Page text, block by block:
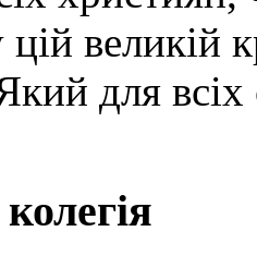
великій
для